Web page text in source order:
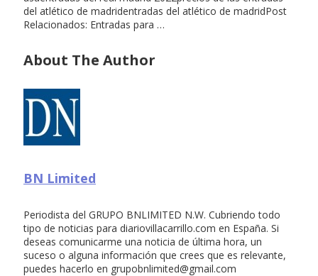
del atlético de madridentradas del atlético de madridPost
Relacionados: Entradas para …
About The Author
BN Limited
Periodista del GRUPO BNLIMITED N.W. Cubriendo todo
tipo de noticias para diariovillacarrillo.com en España. Si
deseas comunicarme una noticia de última hora, un
suceso o alguna información que crees que es relevante,
puedes hacerlo en grupobnlimited@gmail.com